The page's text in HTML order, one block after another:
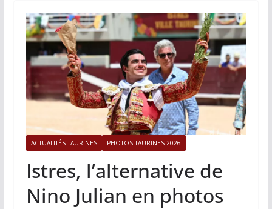
ACTUALITÉS TAURINES PHOTOS TAURINES 2026
Istres, l’alternative de
Nino Julian en photos